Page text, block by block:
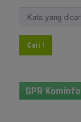
Cari !
GPR Kominfo